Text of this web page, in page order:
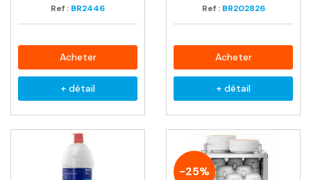
Ref : BR2446
Acheter
+ détail
Ref : BR202826
Acheter
+ détail
-25%